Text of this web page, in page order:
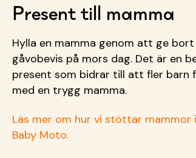
Present till mamma
Hylla en mamma genom att ge
gåvobevis på mors dag. Det är en
present som bidrar till att fler barn
med en trygg mamma.
Läs mer om hur vi stöttar mammor
Baby Moto.